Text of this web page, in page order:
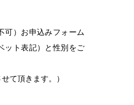
）お申込みフォーム
ット表記）と性別をご
て頂きます。）